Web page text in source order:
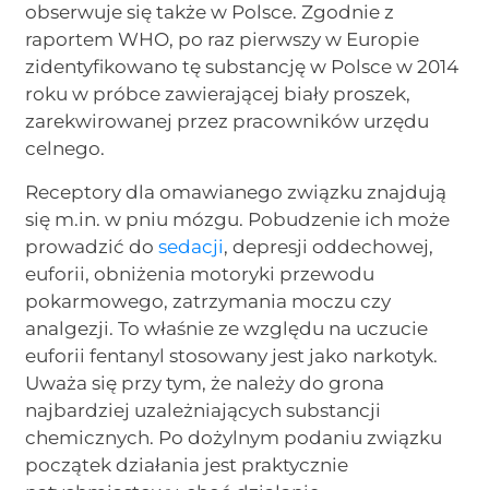
obserwuje się także w Polsce. Zgodnie z
raportem WHO, po raz pierwszy w Europie
zidentyfikowano tę substancję w Polsce w 2014
roku w próbce zawierającej biały proszek,
zarekwirowanej przez pracowników urzędu
celnego.
Receptory dla omawianego związku znajdują
się m.in. w pniu mózgu. Pobudzenie ich może
prowadzić dosedacji, depresji oddechowej,
euforii, obniżenia motoryki przewodu
pokarmowego, zatrzymania moczu czy
analgezji. To właśnie ze względu na uczucie
euforii fentanyl stosowany jest jako narkotyk.
Uważa się przy tym, że należy do grona
najbardziej uzależniających substancji
chemicznych. Po dożylnym podaniu związku
początek działania jest praktycznie